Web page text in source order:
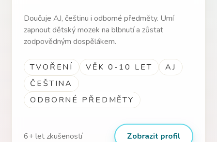
Doučuje AJ, češtinu i odborné předměty. Umí
zapnout dětský mozek na blbnutí a zůstat
zodpovědným dospělákem.
TVOŘENÍ VĚK 0-10 LET
AJ
ČEŠTINA
ODBORNÉ PŘEDMĚTY
6+ let zkušeností Zobrazit profil